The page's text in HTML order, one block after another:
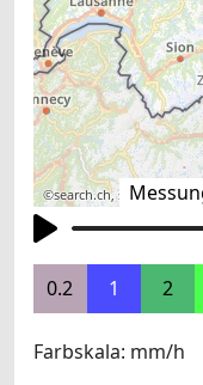
©search.ch,swisstopo,
0.2 1 2
Farbskala: mm/h